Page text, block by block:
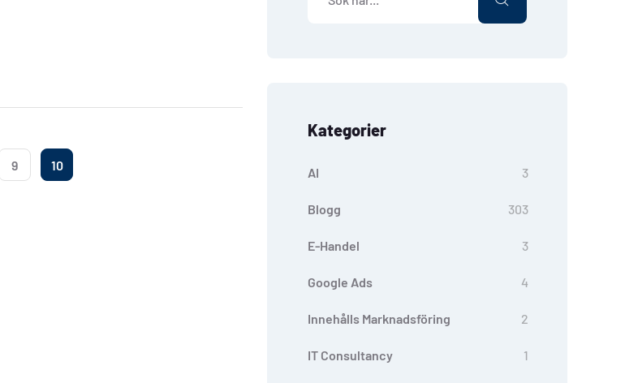
9 10
Kategorier
AI 3
Blogg 303
E-Handel 3
Google Ads 4
Innehålls Marknadsföring 2
IT Consultancy 1